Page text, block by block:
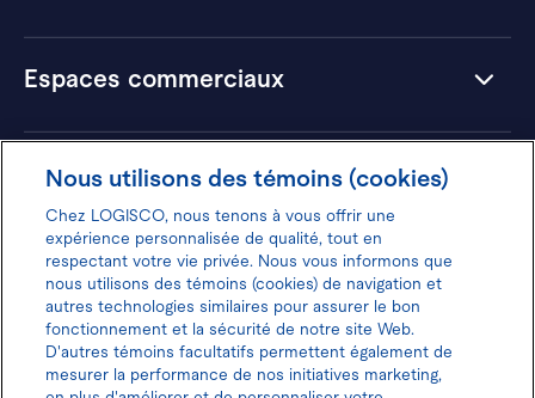
Espaces commerciaux
Hôtels
Donnez votre avis pour gagner 100$
Nous utilisons des témoins (cookies)
Chez LOGISCO, nous tenons à vous offrir une
expérience personnalisée de qualité, tout en
respectant votre vie privée. Nous vous informons que
nous utilisons des témoins (cookies) de navigation et
autres technologies similaires pour assurer le bon
fonctionnement et la sécurité de notre site Web.
D'autres témoins facultatifs permettent également de
mesurer la performance de nos initiatives marketing,